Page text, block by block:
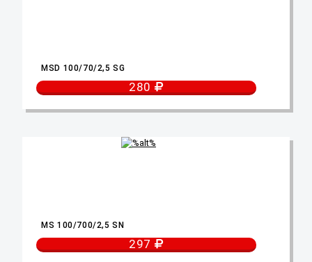
MSD 100/70/2,5 SG
280
MS 100/700/2,5 SN
297